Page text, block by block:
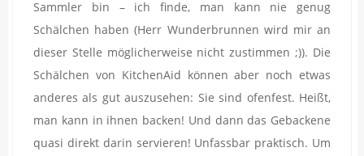
Sammler bin – ich finde, man kann nie genug
Schälchen haben (Herr Wunderbrunnen wird mir an
dieser Stelle möglicherweise nicht zustimmen ;)). Die
Schälchen von KitchenAid können aber noch etwas
anderes als gut auszusehen: Sie sind ofenfest. Heißt,
man kann in ihnen backen! Und dann das Gebackene
quasi direkt darin servieren! Unfassbar praktisch. Um